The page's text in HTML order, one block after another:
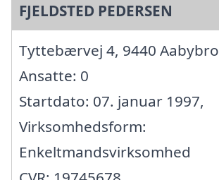
FJELDSTED PEDERSEN
Tyttebærvej 4, 9440 Aabybro
Ansatte: 0
Startdato: 07. januar 1997,
Virksomhedsform:
Enkeltmandsvirksomhed